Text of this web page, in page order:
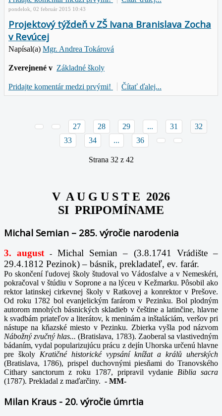
pondelok, 02 február 2015 10:43
Projektový týždeň v ZŠ Ivana Branislava Zocha
v Revúcej
Napísal(a) Mgr. Andrea Tokárová
Zverejnené v Základné školy
Pridajte komentár medzi prvými! Čítať ďalej...
27 28 29 ... 31
32
33
34 ... 36
Strana 32 z 42
V A U G U S T E 2026
SI PRIPOMÍNAME
Michal Semian – 285. výročie narodenia
3. august -Michal Semian – (3.8.1741 Vrádište –
29.4.1812 Pezinok) – básnik, prekladateľ, ev. farár.
Po skončení ľudovej školy študoval vo Vádosfalve a v Nemeskéri,
pokračoval v štúdiu v Soprone a na lýceu v Kežmarku. Pôsobil ako
rektor latinskej cirkevnej školy v Ratkovej a konrektor v Prešove.
Od roku 1782 bol evanjelickým farárom v Pezinku. Bol plodným
autorom mnohých básnických skladieb v češtine a latinčine, hlavne
k svadbám priateľov a literátov, k meninám a inštaláciám, veršov pri
nástupe na kňazské miesto v Pezinku. Zbierka vyšla pod názvom
Nábožný zvučný hlas...(Bratislava, 1783). Zaoberal sa vlastivedným
bádaním, vydal popularizujúcu prácu z dejín Uhorska určenú hlavne
pre školy Kratičné historické vypsání knížat a králů uherských
(Bratislava, 1786), prispel duchovnými piesňami do Tranovského
Cithary sanctorum z roku 1787, pripravil vydanie Biblia sacra
(1787). Prekladal z maďarčiny. - MM-
Milan Kraus - 20. výročie úmrtia